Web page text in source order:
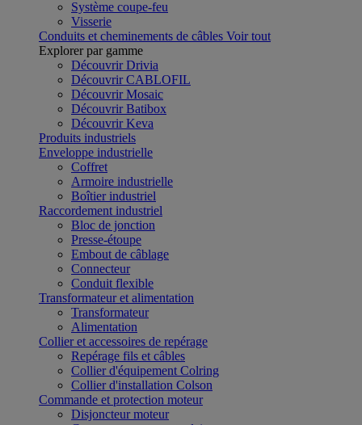
Système coupe-feu
Visserie
Conduits et cheminements de câbles Voir tout
Explorer par gamme
Découvrir Drivia
Découvrir CABLOFIL
Découvrir Mosaic
Découvrir Batibox
Découvrir Keva
Produits industriels
Enveloppe industrielle
Coffret
Armoire industrielle
Boîtier industriel
Raccordement industriel
Bloc de jonction
Presse-étoupe
Embout de câblage
Connecteur
Conduit flexible
Transformateur et alimentation
Transformateur
Alimentation
Collier et accessoires de repérage
Repérage fils et câbles
Collier d'équipement Colring
Collier d'installation Colson
Commande et protection moteur
Disjoncteur moteur